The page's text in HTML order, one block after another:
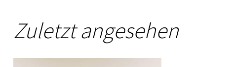
Zuletzt angesehen